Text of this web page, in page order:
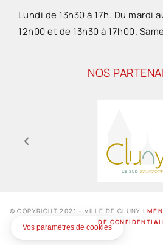
Lundi de 13h30 à 17h. Du mardi
12h00 et de 13h30 à 17h00.
NOS
© COPYRIGHT 2021 – VILLE DE CLUNY I
DE